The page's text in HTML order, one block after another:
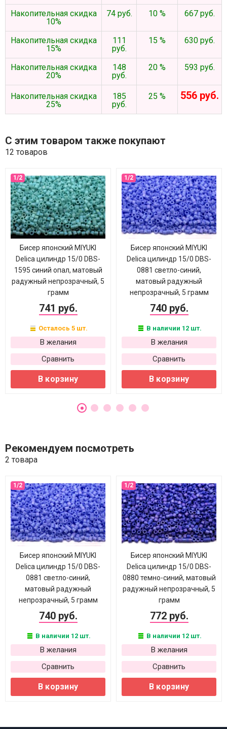
Накопительная скидка
10%
74 руб. 10 % 667 руб.
Накопительная скидка
15%
111
руб.
15 % 630 руб.
Накопительная скидка
20%
148
руб.
20 % 593 руб.
Накопительная скидка
25%
185
руб.
25 % 556 руб.
С этим товаром также покупают
12 товаров
Бисер японский MIYUKI
Delica цилиндр 15/0 DBS-
1595 синий опал, матовый
радужный непрозрачный, 5
грамм
741 руб.
Осталось 5 шт.
В желания
Сравнить
В корзину
Бисер японский MIYUKI
Delica цилиндр 15/0 DBS-
0881 светло-синий,
матовый радужный
непрозрачный, 5 грамм
740 руб.
В наличии 12 шт.
В желания
Сравнить
В корзину
Рекомендуем посмотреть
2 товара
Бисер японский MIYUKI
Delica цилиндр 15/0 DBS-
0881 светло-синий,
матовый радужный
непрозрачный, 5 грамм
740 руб.
В наличии 12 шт.
В желания
Сравнить
В корзину
Бисер японский MIYUKI
Delica цилиндр 15/0 DBS-
0880 темно-синий, матовый
радужный непрозрачный, 5
грамм
772 руб.
В наличии 12 шт.
В желания
Сравнить
В корзину